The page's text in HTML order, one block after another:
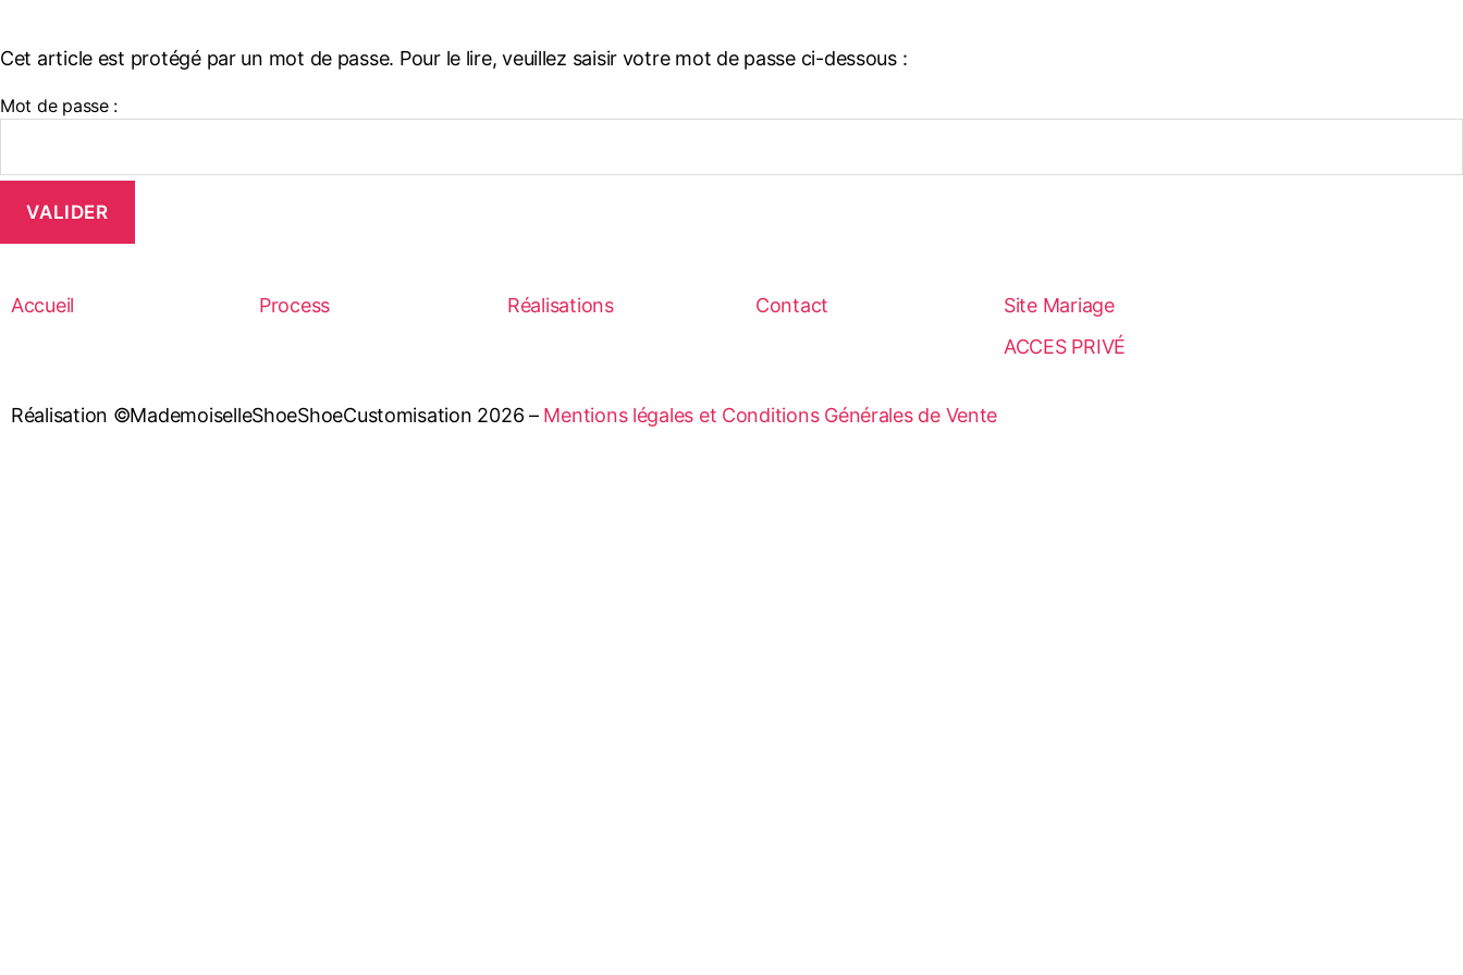
Cet article est protégé par un mot de passe. Pour le lire, veuillez saisir votre mot de passe ci-dessous :
Mot de passe :
Accueil Process Réalisations Contact
Site Mariage
ACCES PRIVÉ
Réalisation ©MademoiselleShoeShoeCustomisation 2026 – Mentions légales et Conditions Générales de Vente